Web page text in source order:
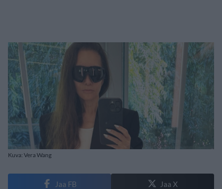
Kuva: Vera Wang
Jaa FB Jaa X